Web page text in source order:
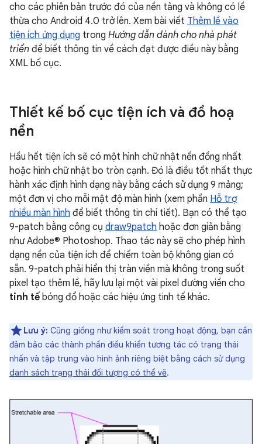
cho các phiên bản trước đó của nền tảng và không có lề
thừa cho Android 4.0 trở lên. Xem bài viết Thêm lề vào
tiện ích ứng dụng trong Hướng dẫn dành cho nhà phát
triển để biết thông tin về cách đạt được điều này bằng
XML bố cục.
Thiết kế bố cục tiện ích và đồ hoạ
nền
Hầu hết tiện ích sẽ có một hình chữ nhật nền đồng nhất
hoặc hình chữ nhật bo tròn cạnh. Đó là điều tốt nhất thực
hành xác định hình dạng này bằng cách sử dụng 9 mảng;
một đơn vị cho mỗi mật độ màn hình (xem phần Hỗ trợ
nhiều màn hình để biết thông tin chi tiết). Bạn có thể tạo
9-patch bằng công cụ draw9patch hoặc đơn giản bằng
như Adobe® Photoshop. Thao tác này sẽ cho phép hình
dạng nền của tiện ích để chiếm toàn bộ không gian có
sẵn. 9-patch phải hiển thị tràn viền mà không trong suốt
pixel tạo thêm lề, hãy lưu lại một vài pixel đường viền cho
tinh tế bóng đổ hoặc các hiệu ứng tinh tế khác.
Lưu ý: Cũng giống như kiểm soát trong hoạt động, bạn cần
đảm bảo các thành phần điều khiển tương tác có trạng thái
nhấn và tập trung vào hình ảnh riêng biệt bằng cách sử dụng
danh sách trạng thái đối tượng có thể vẽ.